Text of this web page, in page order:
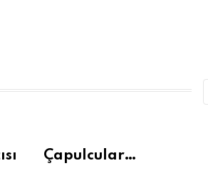
Çapulcular…